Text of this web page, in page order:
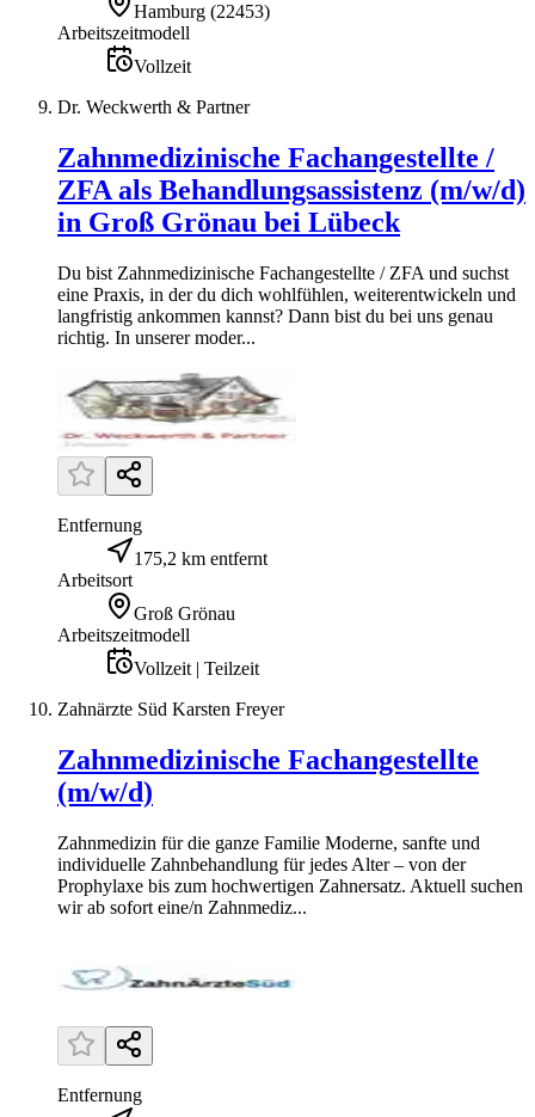
Hamburg (22453)
Arbeitszeitmodell
Vollzeit
Dr. Weckwerth & Partner
Zahnmedizinische Fachangestellte /
ZFA als Behandlungsassistenz (m/w/d)
in Groß Grönau bei Lübeck
Du bist Zahnmedizinische Fachangestellte / ZFA und suchst
eine Praxis, in der du dich wohlfühlen, weiterentwickeln und
langfristig ankommen kannst? Dann bist du bei uns genau
richtig. In unserer moder...
Entfernung
175,2 km entfernt
Arbeitsort
Groß Grönau
Arbeitszeitmodell
Vollzeit | Teilzeit
Zahnärzte Süd Karsten Freyer
Zahnmedizinische Fachangestellte
(m/w/d)
Zahnmedizin für die ganze Familie Moderne, sanfte und
individuelle Zahnbehandlung für jedes Alter – von der
Prophylaxe bis zum hochwertigen Zahnersatz. Aktuell suchen
wir ab sofort eine/n Zahnmediz...
Entfernung